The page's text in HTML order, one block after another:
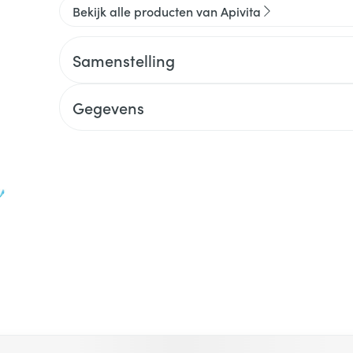
Bekijk alle producten van Apivita
Samenstelling
Gegevens